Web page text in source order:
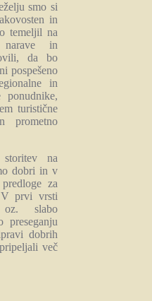
smo si
in
temeljil na
narave in
da bo
pospešeno
in
ponudnike,
turistične
prometno
na
dobri in v
za
V prvi vrsti
oz. slabo
dobrih
več